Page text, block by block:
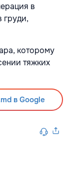
в
груди,
которому
тяжких
в Google